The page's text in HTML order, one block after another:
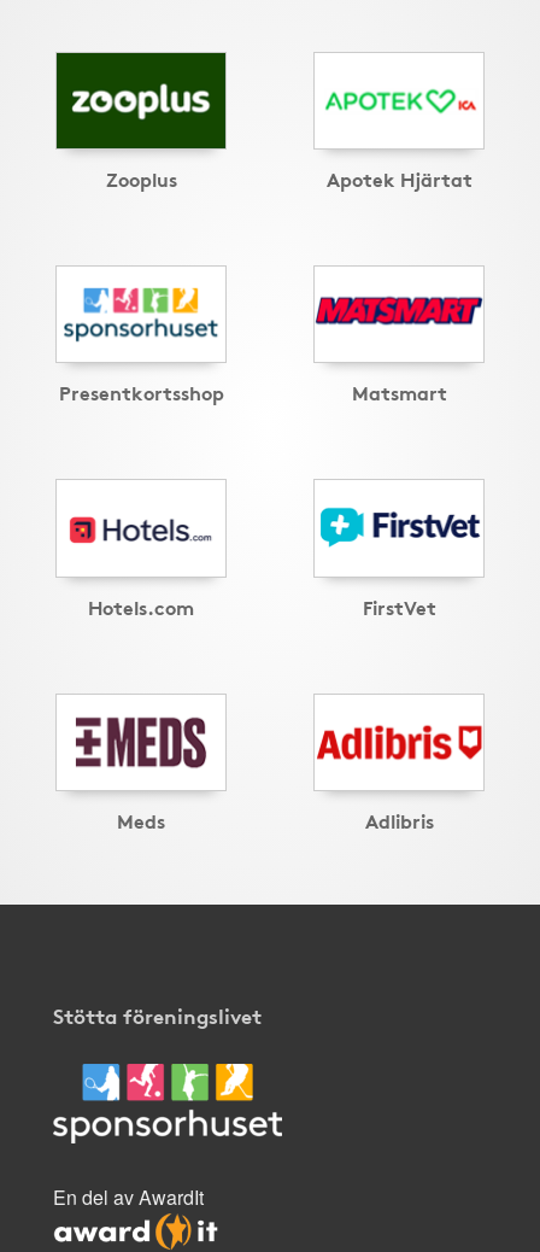
Zooplus Apotek Hjärtat
Presentkortsshop Matsmart
Hotels.com FirstVet
Meds Adlibris
Stötta föreningslivet
En del av AwardIt